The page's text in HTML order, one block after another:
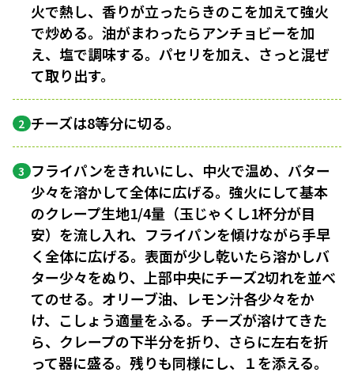
火で熱し、香りが立ったらきのこを加えて強火
で炒める。油がまわったらアンチョビーを加
え、塩で調味する。パセリを加え、さっと混ぜ
て取り出す。
2 チーズは8等分に切る。
3 フライパンをきれいにし、中火で温め、バター
少々を溶かして全体に広げる。強火にして基本
のクレープ生地1/4量（玉じゃくし1杯分が目
安）を流し入れ、フライパンを傾けながら手早
く全体に広げる。表面が少し乾いたら溶かしバ
ター少々をぬり、上部中央にチーズ2切れを並べ
てのせる。オリーブ油、レモン汁各少々をか
け、こしょう適量をふる。チーズが溶けてきた
ら、クレープの下半分を折り、さらに左右を折
って器に盛る。残りも同様にし、１を添える。